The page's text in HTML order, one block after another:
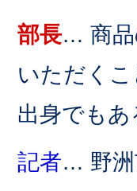
部長… 商品
いただく
出身でも
記者… 野洲